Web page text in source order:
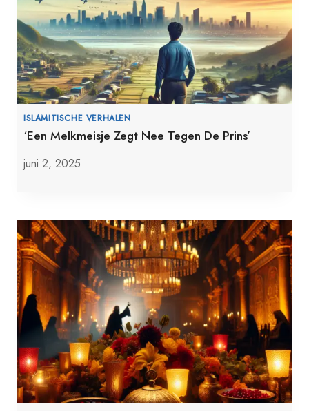
ISLAMITISCHE VERHALEN
‘Een Melkmeisje Zegt Nee Tegen De Prins’
juni 2, 2025